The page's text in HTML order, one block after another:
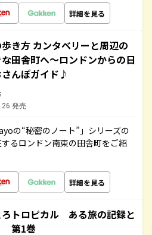
詳細を見る
き方 カンタベリーと周辺の
田舎町へ～ロンドンからの日
んぽガイド♪
発売
の“秘密のノート”」シリーズの
るロンドン南東の田舎町をご紹
詳細を見る
ろトロピカル ある旅の記録と
第1巻